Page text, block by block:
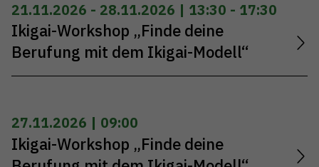
21.11.2026 - 28.11.2026 | 13:30 - 17:30
Ikigai-Workshop „Finde deine
Berufung mit dem Ikigai-Modell“
27.11.2026 | 09:00
Ikigai-Workshop „Finde deine